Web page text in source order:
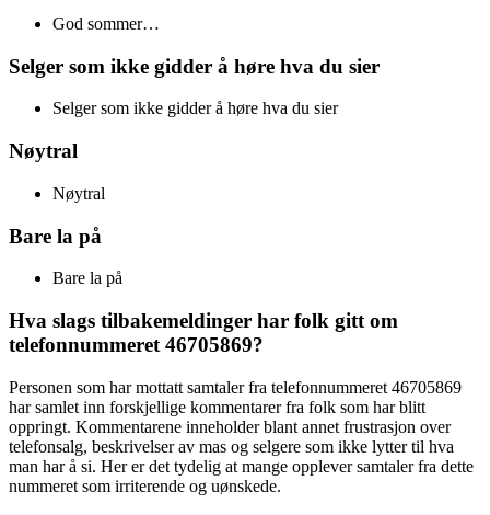
God sommer…
Selger som ikke gidder å høre hva du sier
Selger som ikke gidder å høre hva du sier
Nøytral
Nøytral
Bare la på
Bare la på
Hva slags tilbakemeldinger har folk gitt om
telefonnummeret 46705869?
Personen som har mottatt samtaler fra telefonnummeret 46705869
har samlet inn forskjellige kommentarer fra folk som har blitt
oppringt. Kommentarene inneholder blant annet frustrasjon over
telefonsalg, beskrivelser av mas og selgere som ikke lytter til hva
man har å si. Her er det tydelig at mange opplever samtaler fra dette
nummeret som irriterende og uønskede.